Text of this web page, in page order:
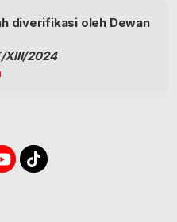
diverifikasi oleh Dewan
XIII/2024